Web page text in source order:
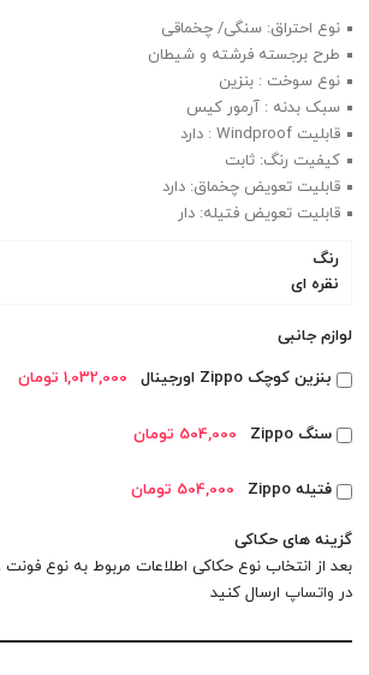
نوع احتراق: سنگی/ چخماقی
طرح برجسته فرشته و شیطان
نوع سوخت : بنزین
سبک بدنه : آرمور کیس
قابلیت Windproof : دارد
کیفیت رنگ: ثابت
قابلیت تعویض چخماق: دارد
قابلیت تعویض فتیله: دار
رنگ
نقره ای
لوازم جانبی
بنزین کوچک Zippo اورجینال
1,032,000 تومان
سنگ Zippo 504,000 تومان
فتیله Zippo 504,000 تومان
گزینه های حکاکی
بعد از انتخاب نوع حکاکی اطلاعات مربوط به نوع فونت
در واتساپ ارسال کنید